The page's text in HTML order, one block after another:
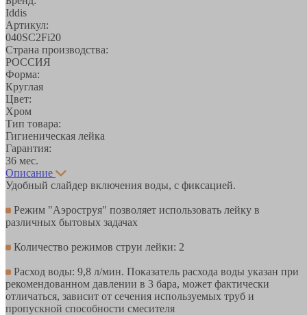
Iddis
Артикул:
040SC2Fi20
Страна производства:
РОССИЯ
Форма:
Круглая
Цвет:
Хром
Тип товара:
Гигиеническая лейка
Гарантия:
36 мес.
Описание
Удобный слайдер включения воды, с фиксацией.
Режим "Аэроструя" позволяет использовать лейку в
различных бытовых задачах
Количество режимов струи лейки: 2
Расход воды: 9,8 л/мин. Показатель расхода воды указан при
рекомендованном давлении в 3 бара, может фактически
отличаться, зависит от сечения используемых труб и
пропускной способности смесителя